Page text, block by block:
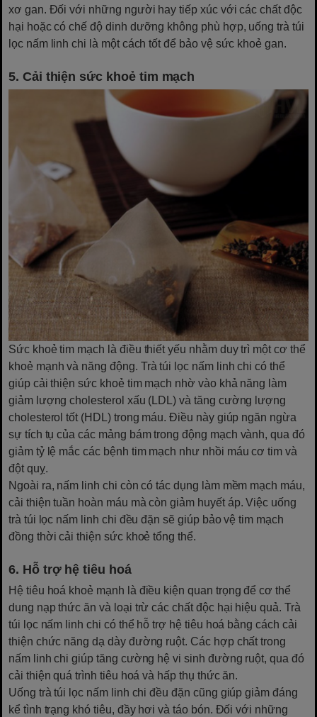
xơ gan. Đối với những người hay tiếp xúc với các chất độc
hại hoặc có chế độ dinh dưỡng không phù hợp, uống trà túi
lọc nấm linh chi là một cách tốt để bảo vệ sức khoẻ gan.
5. Cải thiện sức khoẻ tim mạch
Sức khoẻ tim mạch là điều thiết yếu nhằm duy trì một cơ thể
khoẻ mạnh và năng động. Trà túi lọc nấm linh chi có thể
giúp cải thiện sức khoẻ tim mạch nhờ vào khả năng làm
giảm lượng cholesterol xấu (LDL) và tăng cường lượng
cholesterol tốt (HDL) trong máu. Điều này giúp ngăn ngừa
sự tích tụ của các mảng bám trong động mạch vành, qua đó
giảm tỷ lệ mắc các bệnh tim mạch như nhồi máu cơ tim và
đột quỵ.
Ngoài ra, nấm linh chi còn có tác dụng làm mềm mạch máu,
cải thiện tuần hoàn máu mà còn giảm huyết áp. Việc uống
trà túi lọc nấm linh chi đều đặn sẽ giúp bảo vệ tim mạch
đồng thời cải thiện sức khoẻ tổng thể.
6. Hỗ trợ hệ tiêu hoá
Hệ tiêu hoá khoẻ mạnh là điều kiện quan trọng để cơ thể
dung nạp thức ăn và loại trừ các chất độc hại hiệu quả. Trà
túi lọc nấm linh chi có thể hỗ trợ hệ tiêu hoá bằng cách cải
thiện chức năng dạ dày đường ruột. Các hợp chất trong
nấm linh chi giúp tăng cường hệ vi sinh đường ruột, qua đó
cải thiện quá trình tiêu hoá và hấp thụ thức ăn.
Uống trà túi lọc nấm linh chi đều đặn cũng giúp giảm đáng
kể tình trạng khó tiêu, đầy hơi và táo bón. Đối với những